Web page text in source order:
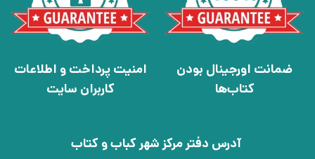
ضمانت اورجینال بودن
کتاب‌ها
امنیت پرداخت و اطلاعات
کاربران سایت
آدرس دفتر مرکز شهر کباب و کتاب